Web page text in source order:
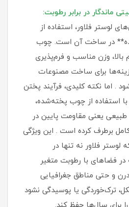
ماندگار در برابر رطوبت:
لوستر فلاور، استفاده از
در ساخت آن است. چوب
وزن مناسب و فرم‌پذیری
برای ساخت مصنوعات
. اما نکته کلیدی، فرآیند پختن
استفاده از چوب پخته‌شده،
یعنی مقاومت پایین در
کامل برطرف کرده است . این ویژگی
فلاور نه تنها در
فضاهای با رطوبت متغیر
و حتی مناطق جغرافیایی
ترک‌خوردگی یا پوسیدگی نشود